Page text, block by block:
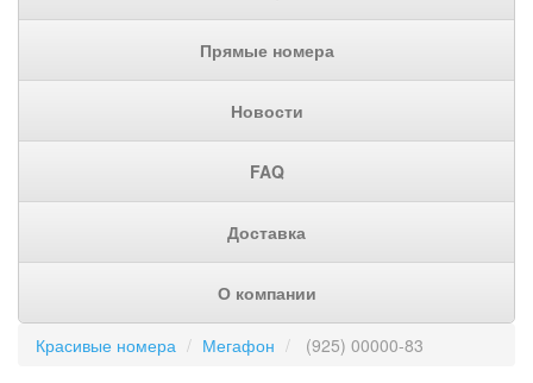
Прямые номера
Новости
FAQ
Доставка
О компании
Красивые номера Мегафон (925) 00000-83